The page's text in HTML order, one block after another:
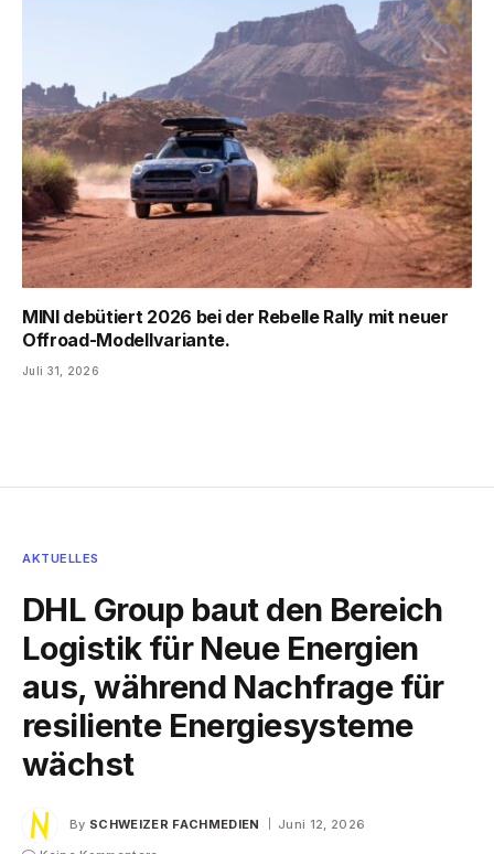
MINI debütiert 2026 bei der Rebelle Rally mit neuer
Offroad-Modellvariante.
Juli 31, 2026
AKTUELLES
DHL Group baut den Bereich
Logistik für Neue Energien
aus, während Nachfrage für
resiliente Energiesysteme
wächst
By SCHWEIZER FACHMEDIEN
Juni 12, 2026